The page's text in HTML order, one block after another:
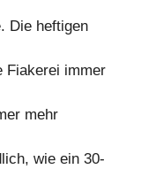
Die heftigen
Fiakerei immer
mehr
wie ein 30-